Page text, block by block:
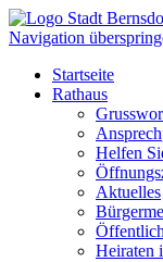
Navigation
Startseite
Rathaus
Helfen
Aktuelles
Heiraten